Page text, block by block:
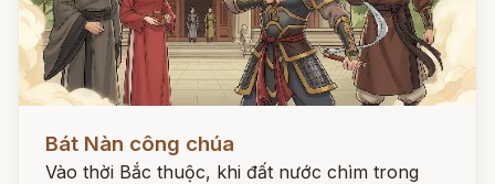
Bát Nàn công chúa
Vào thời Bắc thuộc, khi đất nước chìm trong